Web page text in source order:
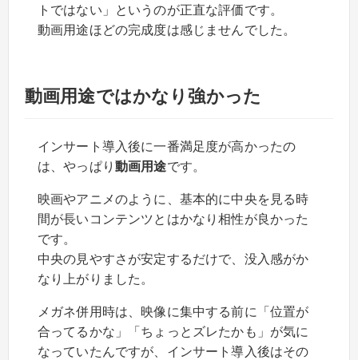
トではない」というのが正直な評価です。
動画用途ほどの完成度は感じませんでした。
動画用途ではかなり強かった
インサート導入後に一番満足度が高かったの
は、やっぱり 動画用途です。
映画やアニメのように、基本的に中央を見る時
間が長いコンテンツとはかなり相性が良かった
です。
中央の見やすさが安定するだけで、没入感がか
なり上がりました。
メガネ併用時は、映像に集中する前に「位置が
合ってるかな」「ちょっとズレたかも」が気に
なっていたんですが、インサート導入後はその